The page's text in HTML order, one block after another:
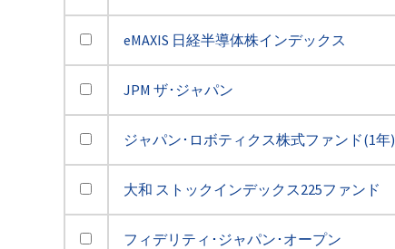
eMAXIS 日経半導体株インデックス
JPM ザ･ジャパン
ジャパン･ロボティクス株式ファンド(1年)
大和 ストックインデックス225ファンド
フィデリティ･ジャパン･オープン